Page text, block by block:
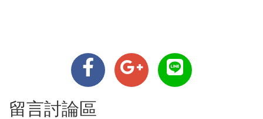
留言討論區